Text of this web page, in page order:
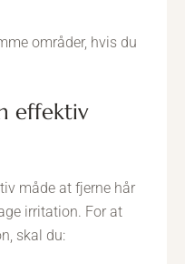
områder, hvis du
måde at fjerne hår
irritation. For at
skal du: